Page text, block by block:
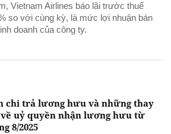
Vietnam Airlines báo lãi trước thuế
so với cùng kỳ, là mức lợi nhuận bán
doanh của công ty.
chi trả lương hưu và những thay
uỷ quyền nhận lương hưu từ
8/2025